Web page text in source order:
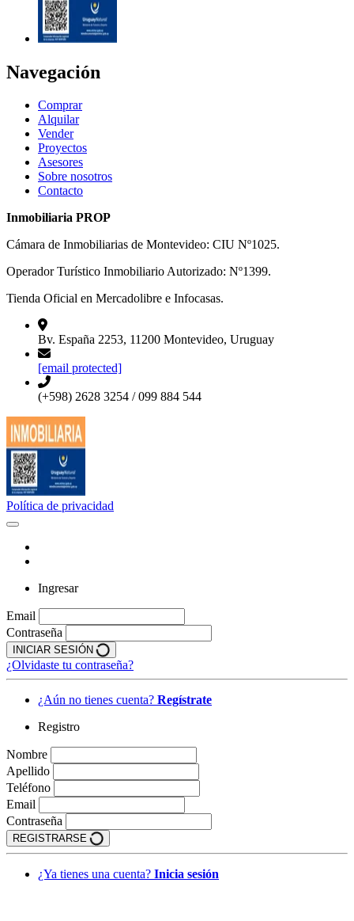
Navegación
Comprar
Alquilar
Vender
Proyectos
Asesores
Sobre nosotros
Contacto
Inmobiliaria PROP
Cámara de Inmobiliarias de Montevideo: CIU Nº1025.
Operador Turístico Inmobiliario Autorizado: Nº1399.
Tienda Oficial en Mercadolibre e Infocasas.
Bv. España 2253, 11200 Montevideo, Uruguay
[email protected]
(+598) 2628 3254 / 099 884 544
Política de privacidad
Ingresar
Email
Contraseña
INICIAR SESIÓN
¿Olvidaste tu contraseña?
¿Aún no tienes cuenta? Regístrate
Registro
Nombre
Apellido
Teléfono
Email
Contraseña
REGISTRARSE
¿Ya tienes una cuenta? Inicia sesión